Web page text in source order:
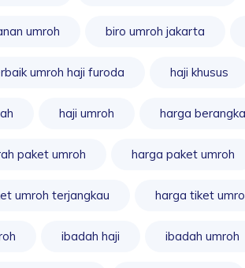
umroh biro umroh jakarta
umroh haji furoda haji khusus
haji umroh harga
paket umroh harga paket umroh
umroh terjangkau harga tiket
ibadah haji ibadah umroh